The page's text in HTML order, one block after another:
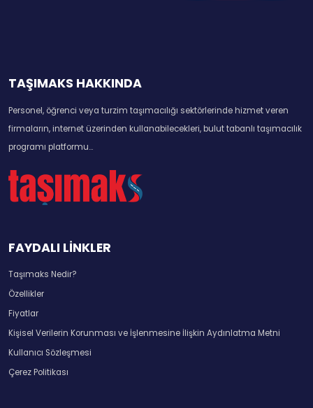
TAŞIMAKS HAKKINDA
Personel, öğrenci veya turzim taşımacılığı sektörlerinde hizmet veren
firmaların, internet üzerinden kullanabilecekleri, bulut tabanlı taşımacılık
programı platformu...
FAYDALI LİNKLER
Taşımaks Nedir?
Özellikler
Fiyatlar
Kişisel Verilerin Korunması ve İşlenmesine İlişkin Aydınlatma Metni
Kullanıcı Sözleşmesi
Çerez Politikası